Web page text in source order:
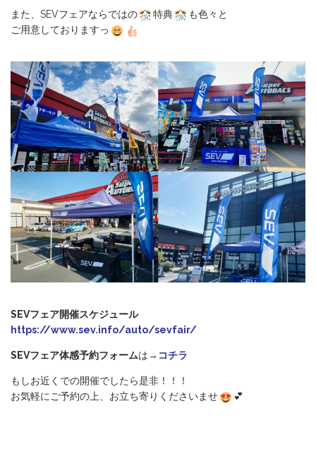
また、SEVフェアならではの 特典
も色々と
ご用意しておりますっ
SEVフェア開催スケジュール
https://www.sev.info/auto/sevfair/
SEVフェア体感予約フォームは→ コチラ
もしお近くでの開催でしたら是非！！！
お気軽にご予約の上、お立ち寄りくださいませ
💕